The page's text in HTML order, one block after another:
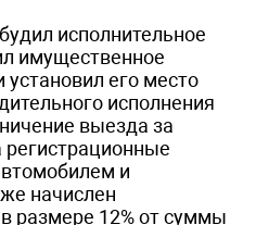
исполнительное
имущественное
его место
исполнения
выезда за
и
начислен
размере 12% от суммы